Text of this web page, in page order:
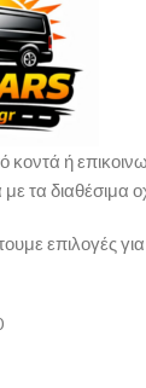
κοντά ή
τα διαθέσιμα
επιλογές